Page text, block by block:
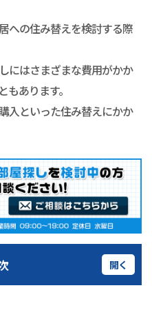
への住み替えを検討する際
にはさまざまな費用がかか
あります。
入といった住み替えにかか
開く